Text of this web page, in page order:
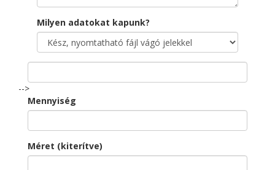
Milyen adatokat kapunk?
-->
Mennyiség
Méret (kiterítve)